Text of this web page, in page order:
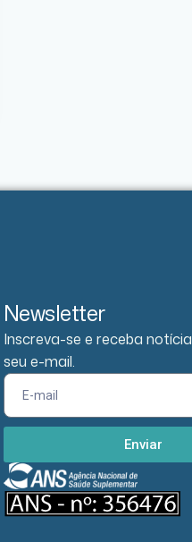
Newsletter
Inscreva-se e receba
seu e-mail.
Enviar